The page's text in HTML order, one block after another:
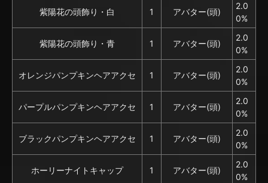
紫陽花の頭飾り・白 1 アバター(頭)
2.0
0%
紫陽花の頭飾り・青 1 アバター(頭)
2.0
0%
オレンジパンプキンヘアアクセ 1 アバター(頭)
2.0
0%
パープルパンプキンヘアアクセ 1 アバター(頭)
2.0
0%
ブラックパンプキンヘアアクセ 1 アバター(頭)
2.0
0%
ホーリーナイトキャップ 1 アバター(頭)
2.0
0%